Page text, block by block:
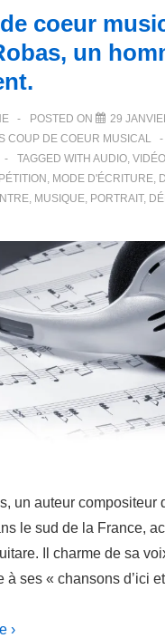
coeur
un
POSTED ON
29
COUP DE COEUR MUSICAL
TAGGED WITH AUDIO VIDÉO
MODE D'ÉCRITURE
MUSIQUE PORTRAIT,
un auteur compositeur
le sud de la France,
Il charme de sa
à ses « chansons d’ici
›